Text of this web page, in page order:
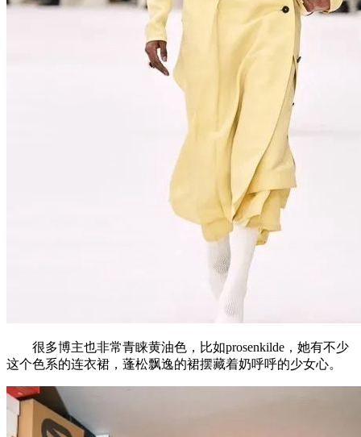
很多博主也非常青睐黄油色，比如prosenkilde，她有不少
这个色系的连衣裙，蓬松飘逸的裙摆藏着奶呼呼的少女心。